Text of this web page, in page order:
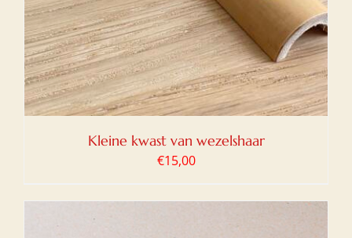
Kleine kwast van wezelshaar
€15,00